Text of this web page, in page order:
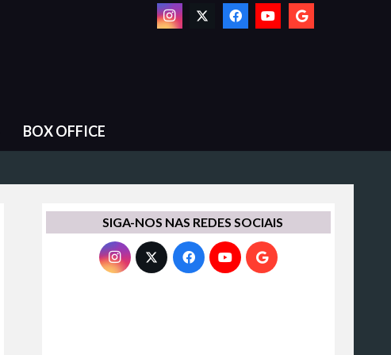
BOX OFFICE
SIGA-NOS NAS REDES SOCIAIS